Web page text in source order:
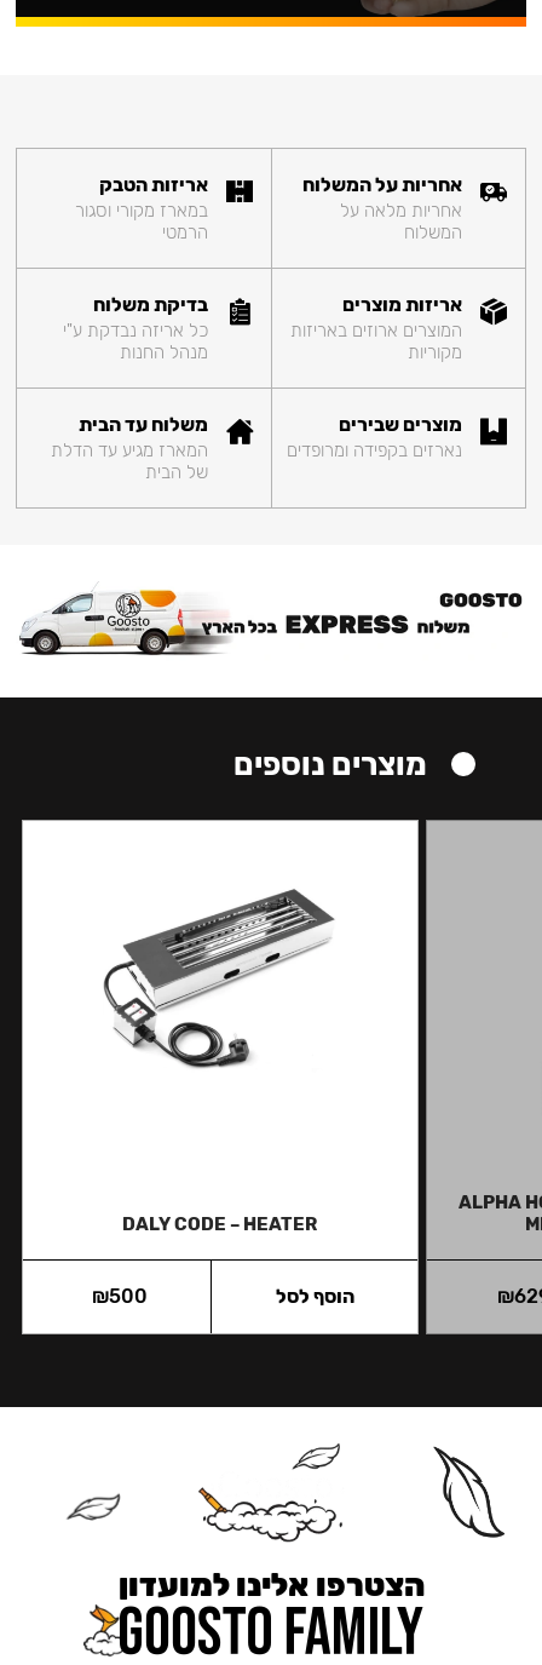
אחריות על המשלוח
אחריות מלאה על
המשלוח
אריזות הטבק
במארז מקורי וסגור
הרמטי
אריזות מוצרים
המוצרים ארוזים באריזות
מקוריות
בדיקת משלוח
כל אריזה נבדקת ע"י
מנהל החנות
מוצרים שבירים
נארזים בקפידה ומרופדים
משלוח עד הבית
המארז מגיע עד הדלת
של הבית
מוצרים נוספים
ALPHA
₪
DALY CODE – HEATER
₪500 הוסף לסל
הצטרפו אלינו למועדון